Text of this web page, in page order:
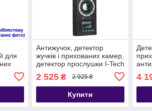
для
(Товар
Антижучок, детектор
жучків і прихованих камер,
детектор прослушки I-Tech
2 525₴ 2 925 ₴
Купити
4